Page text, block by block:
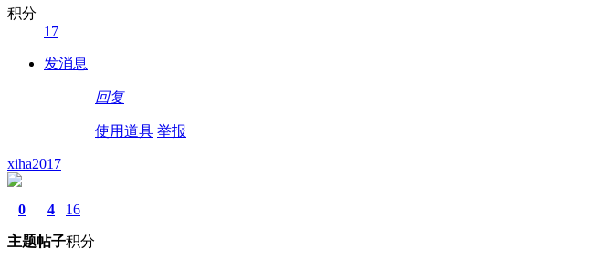
积分
17
发消息
回复
使用道具 举报
xiha2017
0
主题
4
帖子
16
积分